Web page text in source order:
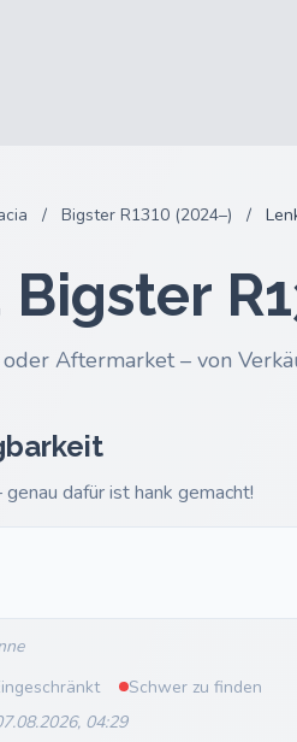
/ Bigster R1310 (2024–) /
Bigster
Aftermarket – von
dafür ist hank gemacht!
Schwer zu finden
04:29